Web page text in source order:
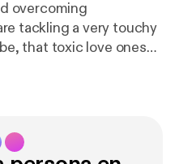
overcoming
tackling a very touchy
that toxic love ones